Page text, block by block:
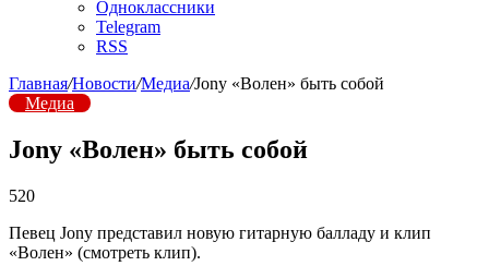
Одноклассники
Telegram
RSS
Главная/Новости/Медиа/Jony «Волен» быть собой
Медиа
Jony «Волен» быть собой
520
Певец Jony представил новую гитарную балладу и клип
«Волен» (смотреть клип).